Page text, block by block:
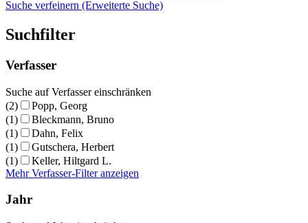
Suche verfeinern (Erweiterte Suche)
Suchfilter
Verfasser
Suche auf Verfasser einschränken
(2)
Popp, Georg
(1)
Bleckmann, Bruno
(1)
Dahn, Felix
(1)
Gutschera, Herbert
(1)
Keller, Hiltgard L.
Mehr Verfasser-Filter anzeigen
Jahr